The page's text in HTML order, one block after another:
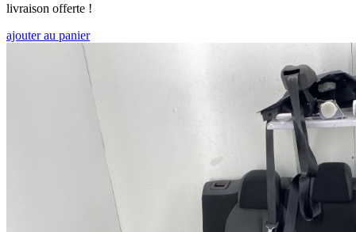
livraison offerte !
ajouter au panier